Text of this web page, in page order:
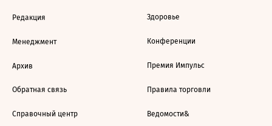
Редакция
Менеджмент
Архив
Обратная связь
Справочный центр
Здоровье
Конференции
Премия Импульс
Правила торговли
Ведомости&